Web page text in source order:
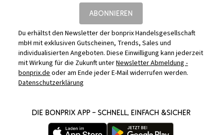
ABONNIEREN
Du erhältst den Newsletter der bonprix Handelsgesellschaft
mbH mit exklusiven Gutscheinen, Trends, Sales und
individualisierten Angeboten. Diese Einwilligung kann jederzeit
mit Wirkung für die Zukunft unterNewsletter Abmeldung -
bonprix.deoder am Ende jeder E-Mail widerrufen werden.
Datenschutzerklärung
DIE BONPRIX APP – SCHNELL, EINFACH &SICHER